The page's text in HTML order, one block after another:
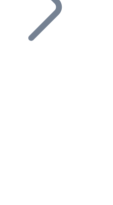
ecossistema.
revendedores e comercialize
projeto ao nosso serviço de